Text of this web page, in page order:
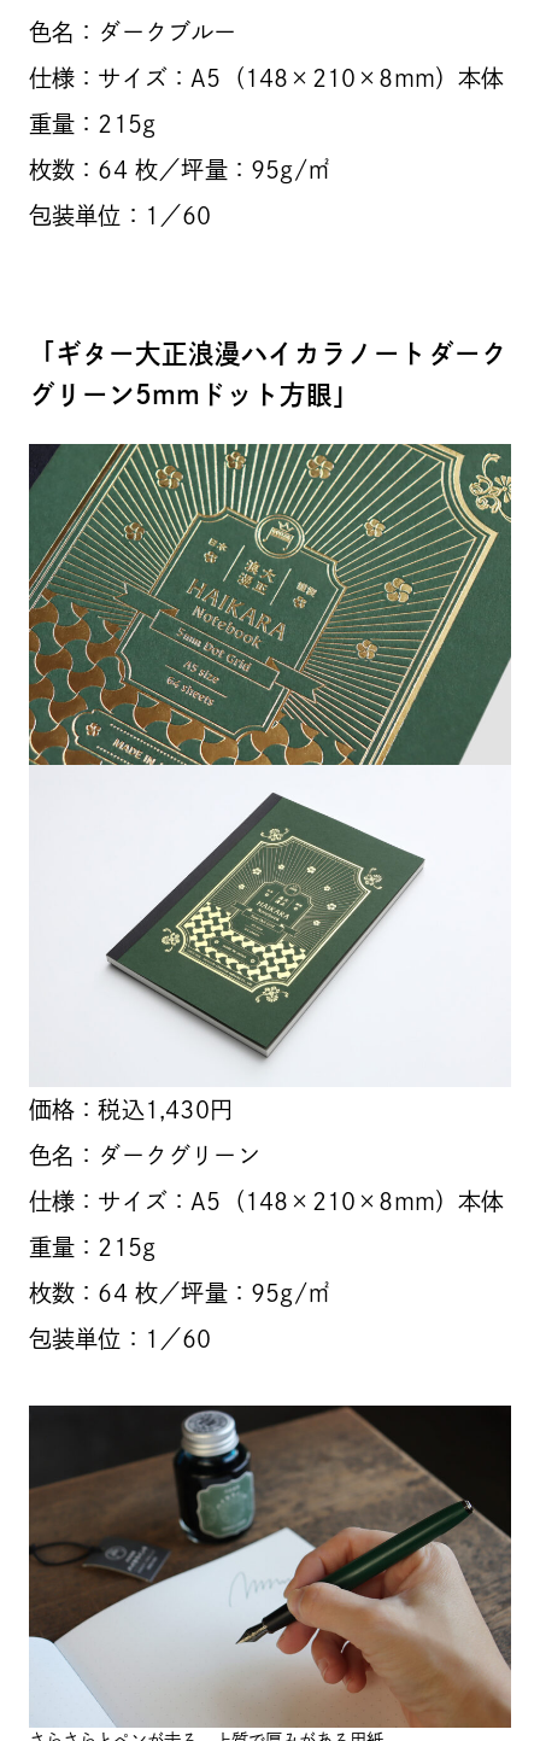
色名：ダークブルー
仕様：サイズ：A5（148×210×8mm）本体
重量：215g
枚数：64 枚／坪量：95g/㎡
包装単位：1／60
「ギター大正浪漫ハイカラノートダーク
グリーン5mmドット方眼」
価格：税込1,430円
色名：ダークグリーン
仕様：サイズ：A5（148×210×8mm）本体
重量：215g
枚数：64 枚／坪量：95g/㎡
包装単位：1／60